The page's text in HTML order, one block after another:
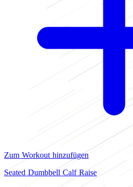
Zum Workout hinzufügen
Seated Dumbbell Calf Raise